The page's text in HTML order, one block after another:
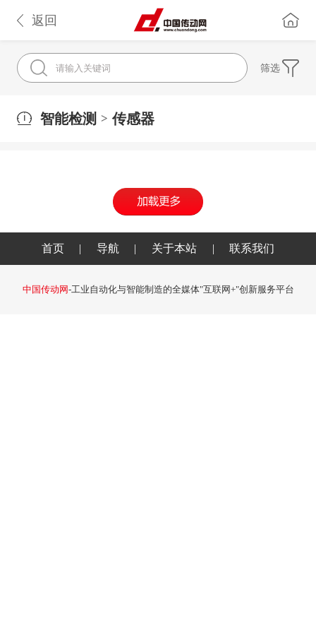
返回
筛选
智能检测 > 传感器
首页 | 导航 | 关于本站 | 联系我们
中国传动网-工业自动化与智能制造的全媒体"互联网+"创新服务平台